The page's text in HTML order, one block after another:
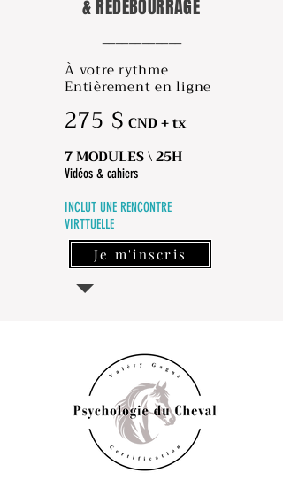
& REDÉBOURRAGE
À votre rythme
Entièrement en ligne
275 $ CND + tx
7 MODULES \ 25H
Vidéos & cahiers
INCLUT UNE RENCONTRE
VIRTTUELLE​​​​
Je m'inscris